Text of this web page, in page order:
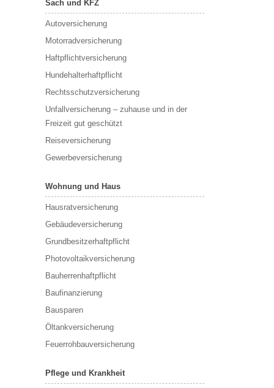
Sach und KFZ
Autoversicherung
Motorradversicherung
Haftpflichtversicherung
Hundehalterhaftpflicht
Rechtsschutzversicherung
Unfallversicherung – zuhause und in der
Freizeit gut geschützt
Reiseversicherung
Gewerbeversicherung
Wohnung und Haus
Hausratversicherung
Gebäudeversicherung
Grundbesitzerhaftpflicht
Photovoltaikversicherung
Bauherrenhaftpflicht
Baufinanzierung
Bausparen
Öltankversicherung
Feuerrohbauversicherung
Pflege und Krankheit